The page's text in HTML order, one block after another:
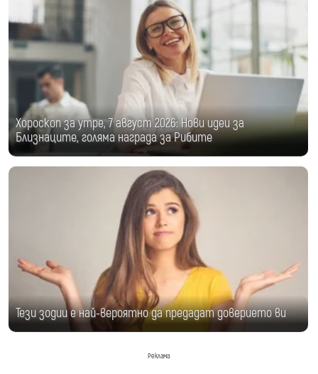
Хороскоп за утре, 7 август 2026: Нови идеи за
Близнаците, голяма награда за Рибите
Тези зодии е най-вероятно да предадат доверието ви
Реклама